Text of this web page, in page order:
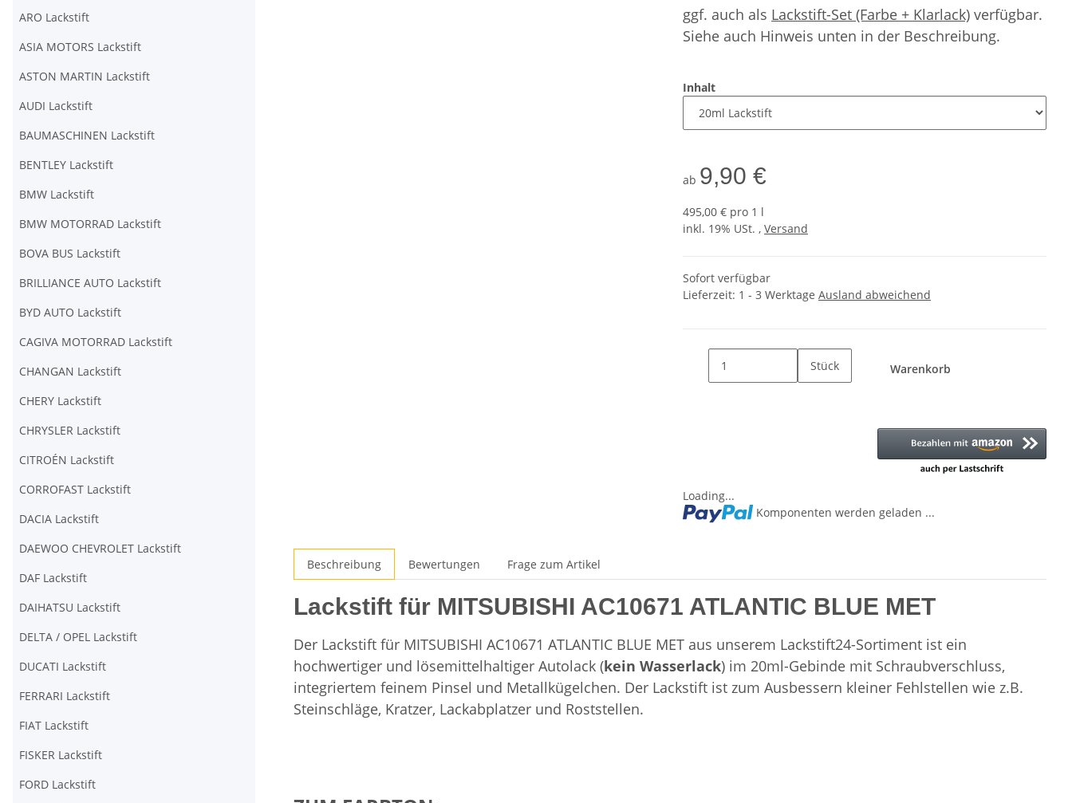
ggf. auch als Lackstift-Set (Farbe + Klarlack) verfügbar.
Siehe auch Hinweis unten in der Beschreibung.
Inhalt
ab 9,90 €
495,00 € pro 1 l
inkl. 19% USt. , Versand
Sofort verfügbar
Lieferzeit: 1 - 3 Werktage Ausland abweichend
Stück Warenkorb
Loading...
Komponenten werden geladen ...
Beschreibung Bewertungen Frage zum Artikel
Lackstift für MITSUBISHI AC10671 ATLANTIC BLUE MET
Der Lackstift für MITSUBISHI AC10671 ATLANTIC BLUE MET aus unserem Lackstift24-Sortiment ist ein
hochwertiger und lösemittelhaltiger Autolack (kein Wasserlack) im 20ml-Gebinde mit Schraubverschluss,
integriertem feinem Pinsel und Metallkügelchen. Der Lackstift ist zum Ausbessern kleiner Fehlstellen wie z.B.
Steinschläge, Kratzer, Lackabplatzer und Roststellen.
ARO Lackstift
ASIA MOTORS Lackstift
ASTON MARTIN Lackstift
AUDI Lackstift
BAUMASCHINEN Lackstift
BENTLEY Lackstift
BMW Lackstift
BMW MOTORRAD Lackstift
BOVA BUS Lackstift
BRILLIANCE AUTO Lackstift
BYD AUTO Lackstift
CAGIVA MOTORRAD Lackstift
CHANGAN Lackstift
CHERY Lackstift
CHRYSLER Lackstift
CITROÉN Lackstift
CORROFAST Lackstift
DACIA Lackstift
DAEWOO CHEVROLET Lackstift
DAF Lackstift
DAIHATSU Lackstift
DELTA / OPEL Lackstift
DUCATI Lackstift
FERRARI Lackstift
FIAT Lackstift
FISKER Lackstift
FORD Lackstift